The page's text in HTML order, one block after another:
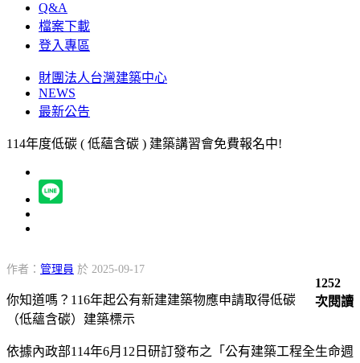
Q&A
檔案下載
登入專區
財團法人台灣建築中心
NEWS
最新公告
114年度低碳 ( 低蘊含碳 ) 建築講習會免費報名中!
作者： 管理員 於 2025-09-17
1252
次閱讀
你知道嗎？116年起公有新建建築物應申請取得低碳
（低蘊含碳）建築標示
依據內政部114年6月12日研訂發布之「公有建築工程全生命週